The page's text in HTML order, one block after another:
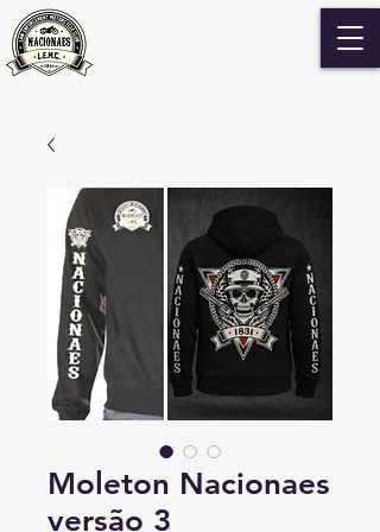
Moleton Nacionaes
versão 3